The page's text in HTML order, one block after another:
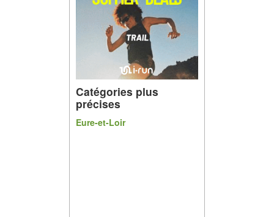
Catégories plus
précises
Eure-et-Loir